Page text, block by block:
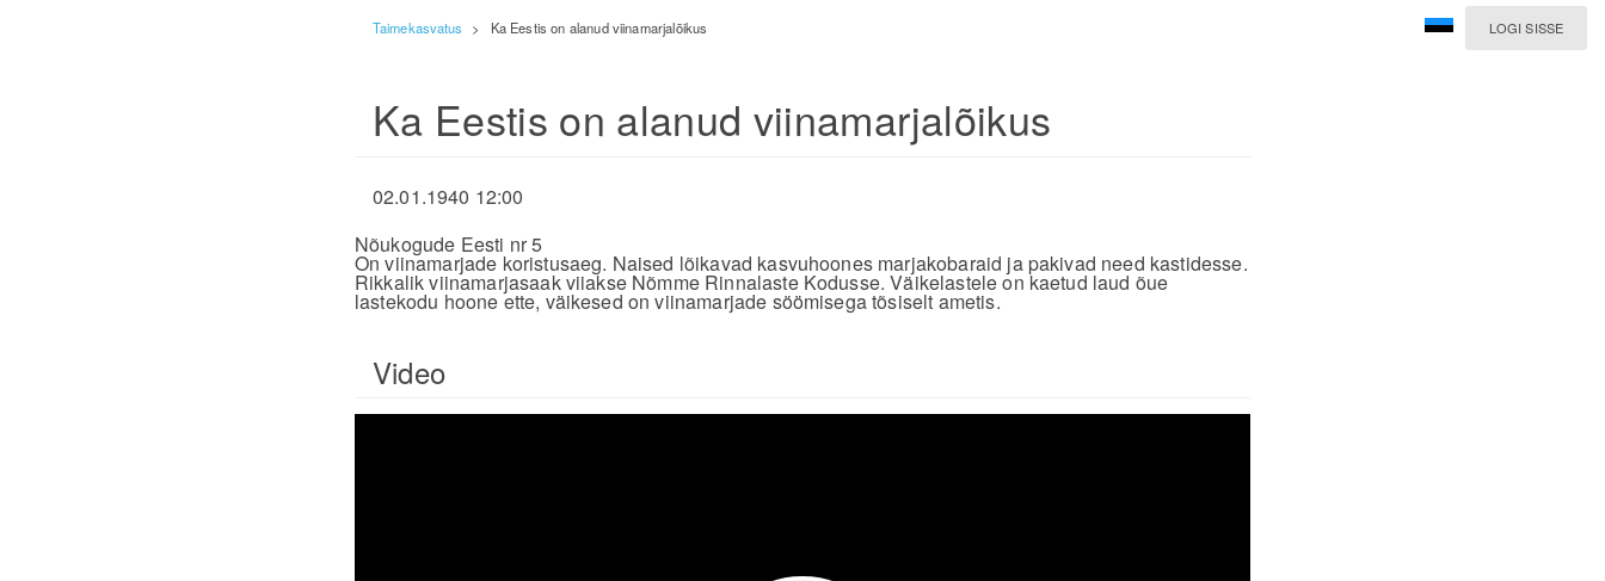
LOGI SISSE
Taimekasvatus > Ka Eestis on alanud viinamarjalõikus
Ka Eestis on alanud viinamarjalõikus
02.01.1940 12:00
Nõukogude Eesti nr 5
On viinamarjade koristusaeg. Naised lõikavad kasvuhoones marjakobaraid ja pakivad need kastidesse.
Rikkalik viinamarjasaak viiakse Nõmme Rinnalaste Kodusse. Väikelastele on kaetud laud õue
lastekodu hoone ette, väikesed on viinamarjade söömisega tõsiselt ametis.
Video